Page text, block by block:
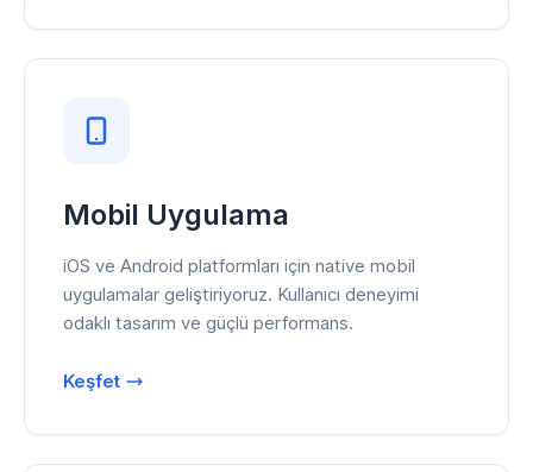
Mobil Uygulama
iOS ve Android platformları için native mobil
uygulamalar geliştiriyoruz. Kullanıcı deneyimi
odaklı tasarım ve güçlü performans.
Keşfet